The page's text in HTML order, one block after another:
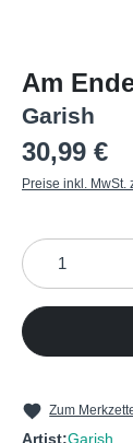
Am
Garish
Regulärer Preis:
30,99 €
Preise inkl. MwSt.
Produkt
Zum
Artist:Garish